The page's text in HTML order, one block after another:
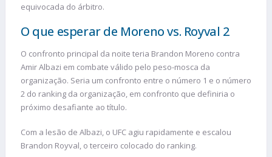
equivocada do árbitro.
O que esperar de Moreno vs. Royval 2
O confronto principal da noite teria Brandon Moreno contra
Amir Albazi em combate válido pelo peso-mosca da
organização. Seria um confronto entre o número 1 e o número
2 do ranking da organização, em confronto que definiria o
próximo desafiante ao título.
Com a lesão de Albazi, o UFC agiu rapidamente e escalou
Brandon Royval, o terceiro colocado do ranking.